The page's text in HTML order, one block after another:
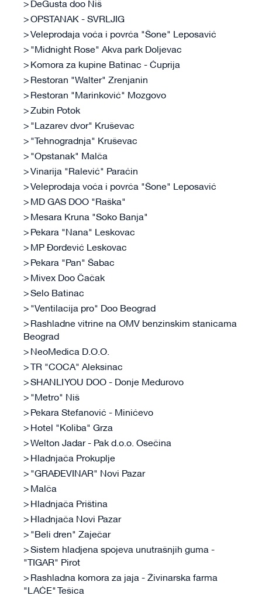
DeGusta doo Niš
OPSTANAK - SVRLJIG
Veleprodaja voća i povrća "Šone" Leposavić
"Midnight Rose" Akva park Doljevac
Komora za kupine Batinac - Ćuprija
Restoran "Walter" Zrenjanin
Restoran "Marinković" Mozgovo
Zubin Potok
"Lazarev dvor" Kruševac
"Tehnogradnja" Kruševac
"Opstanak" Malča
Vinarija "Ralević" Paraćin
Veleprodaja voća i povrća "Šone" Leposavić
MD GAS DOO "Raška"
Mesara Kruna "Soko Banja"
Pekara "Nana" Leskovac
MP Đorđević Leskovac
Pekara "Pan" Šabac
Mivex Doo Čačak
Selo Batinac
"Ventilacija pro" Doo Beograd
Rashladne vitrine na OMV benzinskim stanicama
Beograd
NeoMedica D.O.O.
TR "COCA" Aleksinac
SHANLI YOU DOO - Donje Međurovo
"Metro" Niš
Pekara Stefanović - Minićevo
Hotel "Koliba" Grza
Welton Jadar - Pak d.o.o. Osečina
Hladnjača Prokuplje
"GRAĐEVINAR" Novi Pazar
Malča
Hladnjača Priština
Hladnjača Novi Pazar
"Beli dren" Zaječar
Sistem hladjena spojeva unutrašnjih guma -
"TIGAR" Pirot
Rashladna komora za jaja - Živinarska farma
"LAĆE" Tešica